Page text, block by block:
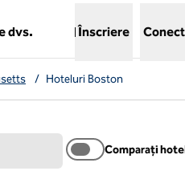
dvs.
nouă
Înscriere
/ Hoteluri Boston
Comparați